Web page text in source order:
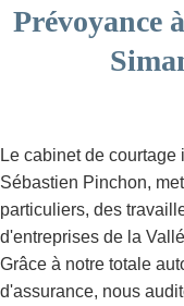
Prévoyance
Le cabinet de
Sébastien Pinchon,
particuliers, des
d'entreprises de la
Grâce à notre totale
d'assurance, nous